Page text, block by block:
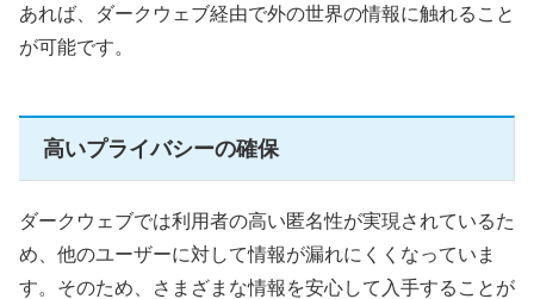
あれば、ダークウェブ経由で外の世界の情報に触れること
が可能です。
高いプライバシーの確保
ダークウェブでは利用者の高い匿名性が実現されているた
め、他のユーザーに対して情報が漏れにくくなっていま
す。そのため、さまざまな情報を安心して入手することが